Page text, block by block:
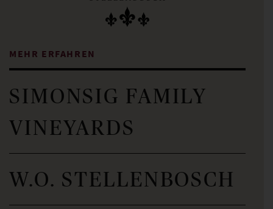
MEHR ERFAHREN
SIMONSIG FAMILY
VINEYARDS
W.O. STELLENBOSCH